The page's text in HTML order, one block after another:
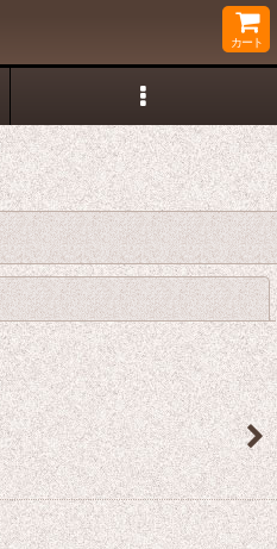
カート
閉じる